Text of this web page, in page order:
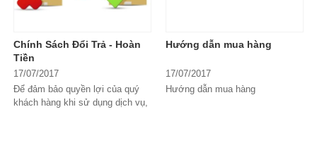
Chính Sách Đổi Trả - Hoàn
Tiền
17/07/2017
Để đảm bảo quyền lợi của quý
khách hàng khi sử dụng dịch vụ,
Hướng dẫn mua hàng
17/07/2017
Hướng dẫn mua hàng